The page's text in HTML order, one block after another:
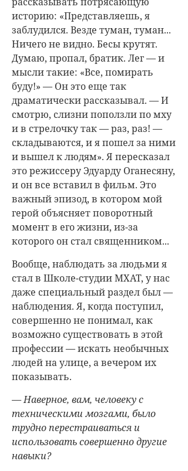
историю: «Представляешь, я
заблудился. Везде туман, туман...
Ничего не видно. Бесы крутят.
Думаю, пропал, братик. Лег — и
мысли такие: «Все, помирать
буду!» — Он это еще так
драматически рассказывал. — И
смотрю, слизни поползли по мху
и в стрелочку так — раз, раз! —
складываются, и я пошел за ними
и вышел к людям». Я пересказал
это режиссеру Эдуарду Оганесяну,
и он все вставил в фильм. Это
важный эпизод, в котором мой
герой объясняет поворотный
момент в его жизни, из-за
которого он стал священником...
Вообще, наблюдать за людьми я
стал в Школе-студии МХАТ, у нас
даже специальный раздел был —
наблюдения. Я, когда поступил,
совершенно не понимал, как
возможно существовать в этой
профессии — искать необычных
людей на улице, а вечером их
показывать.
— Наверное, вам, человеку с
техническими мозгами, было
трудно перестраиваться и
использовать совершенно другие
навыки?